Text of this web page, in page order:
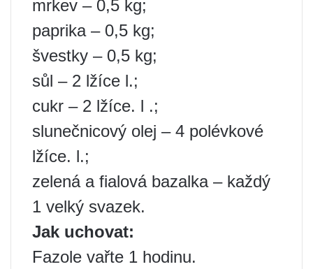
mrkev – 0,5 kg;
paprika – 0,5 kg;
švestky – 0,5 kg;
sůl – 2 lžíce l.;
cukr – 2 lžíce. l .;
slunečnicový olej – 4 polévkové
lžíce. l.;
zelená a fialová bazalka – každý
1 velký svazek.
Jak uchovat:
Fazole vařte 1 hodinu.